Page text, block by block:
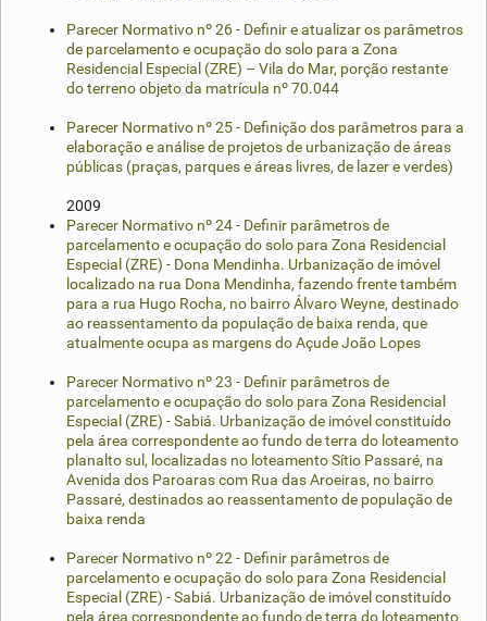
Parecer Normativo nº 26 - Definir e atualizar os parâmetros
de parcelamento e ocupação do solo para a Zona
Residencial Especial (ZRE) – Vila do Mar, porção restante
do terreno objeto da matrícula nº 70.044
Parecer Normativo nº 25 - Definição dos parâmetros para a
elaboração e análise de projetos de urbanização de áreas
públicas (praças, parques e áreas livres, de lazer e verdes)
2009
Parecer Normativo nº 24 - Definir parâmetros de
parcelamento e ocupação do solo para Zona Residencial
Especial (ZRE) - Dona Mendinha. Urbanização de imóvel
localizado na rua Dona Mendinha, fazendo frente também
para a rua Hugo Rocha, no bairro Álvaro Weyne, destinado
ao reassentamento da população de baixa renda, que
atualmente ocupa as margens do Açude João Lopes
Parecer Normativo nº 23 - Definir parâmetros de
parcelamento e ocupação do solo para Zona Residencial
Especial (ZRE) - Sabiá. Urbanização de imóvel constituído
pela área correspondente ao fundo de terra do loteamento
planalto sul, localizadas no loteamento Sítio Passaré, na
Avenida dos Paroaras com Rua das Aroeiras, no bairro
Passaré, destinados ao reassentamento de população de
baixa renda
Parecer Normativo nº 22 - Definir parâmetros de
parcelamento e ocupação do solo para Zona Residencial
Especial (ZRE) - Sabiá. Urbanização de imóvel constituído
pela área correspondente ao fundo de terra do loteamento